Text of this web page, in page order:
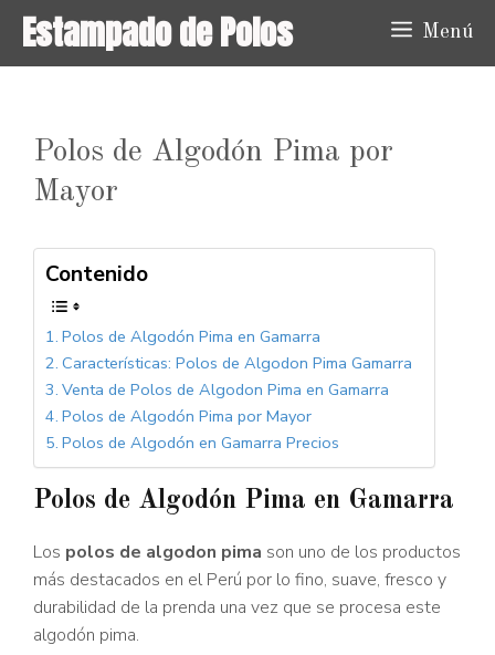
Saltar
contenido
Estampado de Polos Menú
Polos de Algodón Pima por
Mayor
Contenido
Polos de Algodón Pima en Gamarra
Características: Polos de Algodon Pima Gamarra
Venta de Polos de Algodon Pima en Gamarra
Polos de Algodón Pima por Mayor
Polos de Algodón en Gamarra Precios
Polos de Algodón Pima en Gamarra
Los polos de algodon pima son uno de los productos
más destacados en el Perú por lo fino, suave, fresco y
durabilidad de la prenda una vez que se procesa este
algodón pima.